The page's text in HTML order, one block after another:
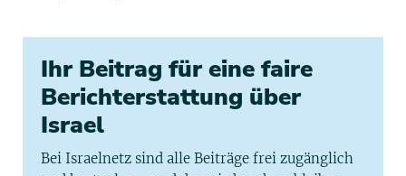
Ihr Beitrag für eine faire
Berichterstattung über
Israel
Bei Israelnetz sind alle Beiträge frei zugänglich